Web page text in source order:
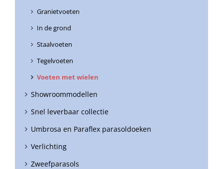
Granietvoeten
In de grond
Staalvoeten
Tegelvoeten
Voeten met wielen
Showroommodellen
Snel leverbaar collectie
Umbrosa en Paraflex parasoldoeken
Verlichting
Zweefparasols